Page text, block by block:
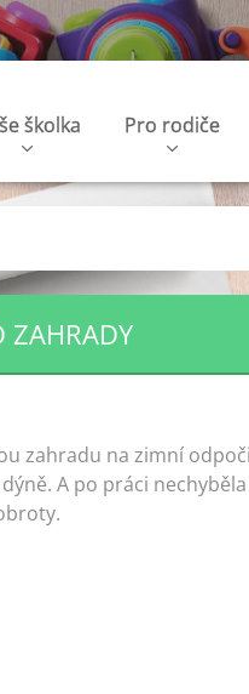
školka Pro rodiče
ZAHRADY
zahradu na zimní
A po práci